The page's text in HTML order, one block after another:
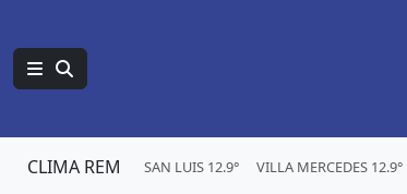
CLIMA REM SAN LUIS 12.9° VILLA MERCEDES 12.9°